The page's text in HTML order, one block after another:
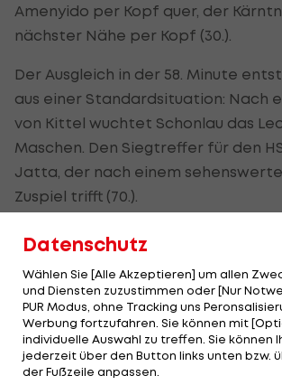
Amenyido per Kopf quer, der
nächster Nähe per Kopf (30.).
Der Ausgleich in der 58. Minute
aus einer Standardsituation: Nach
von Kittel wuchtet Schonlau das
Maschen. Den Siegtreffer für den
Jatta, der nach einem
Zuspiel trifft (70.).
St. Pauli wartet damit im vierten
Punkten Tabellenführer, können
morgen durch einen Darmstadt-
an der Spitze abgelöst werden (ab
LIVE-Ticker).
Datenschutz
Wählen Sie [Alle Akzeptieren] um allen
und Diensten zuzustimmen oder [Nur
PUR Modus, ohne Tracking uns
Werbung fortzufahren. Sie können mit
individuelle Auswahl zu treffen. Sie können
jederzeit über den Button links unten bzw.
der Fußzeile anpassen.